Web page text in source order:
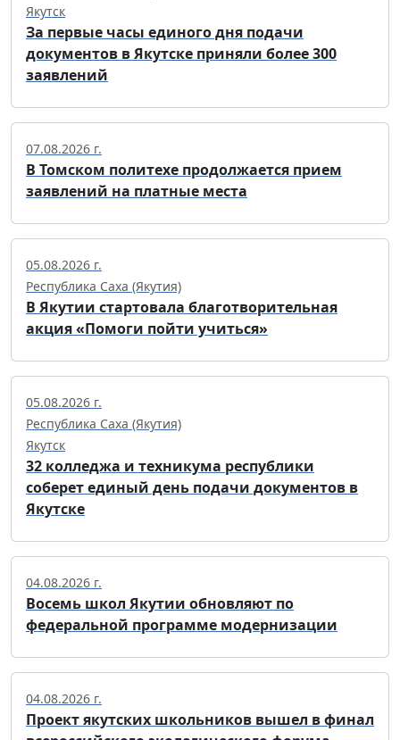
Якутск
За первые часы единого дня подачи
документов в Якутске приняли более 300
заявлений
07.08.2026 г.
В Томском политехе продолжается прием
заявлений на платные места
05.08.2026 г.
Республика Саха (Якутия)
В Якутии стартовала благотворительная
акция «Помоги пойти учиться»
05.08.2026 г.
Республика Саха (Якутия)
Якутск
32 колледжа и техникума республики
соберет единый день подачи документов в
Якутске
04.08.2026 г.
Восемь школ Якутии обновляют по
федеральной программе модернизации
04.08.2026 г.
Проект якутских школьников вышел в финал